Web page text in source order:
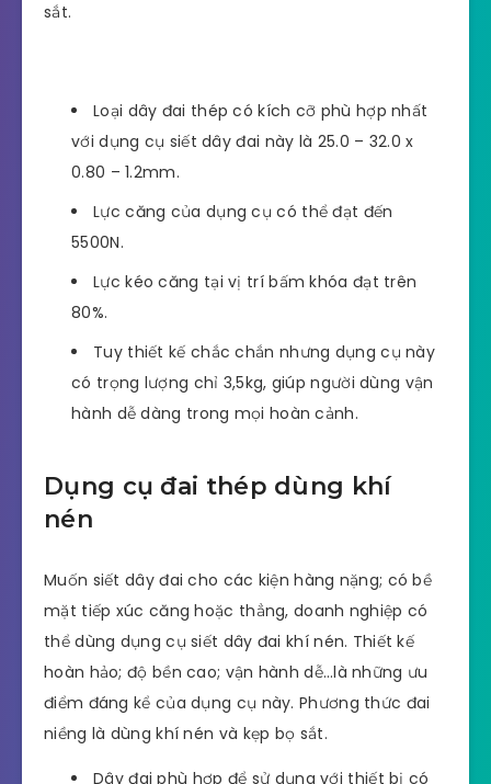
sắt.
Loại dây đai thép có kích cỡ phù hợp nhất
Lực căng của dụng cụ có thể đạt đến
5500N.
Lực kéo căng tại vị trí bấm khóa đạt trên
80%.
Tuy thiết kế chắc chắn nhưng dụng cụ này
có trọng lượng chỉ 3,5kg, giúp người dùng vận
hành dễ dàng trong mọi hoàn cảnh.